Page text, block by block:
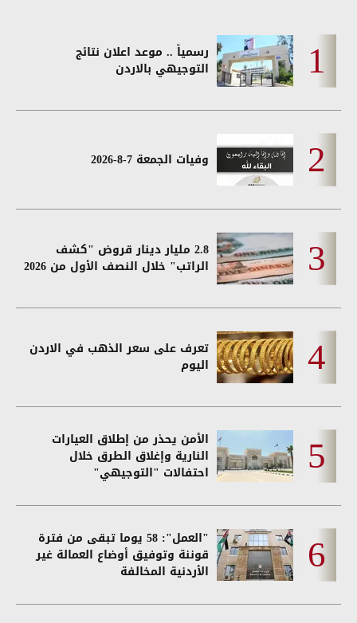
رسمياً .. موعد اعلان نتائج
التوجيهي بالاردن
وفيات الجمعة 7-8-2026
2.8 مليار دينار قروض "كشف
الراتب" خلال النصف الأول من 2026
تعرف على سعر الذهب في الاردن
اليوم
الأمن يحذر من إطلاق العيارات
النارية وإغلاق الطرق خلال
احتفالات "التوجيهي"
"العمل": 58 يوما تبقى من فترة
قوننة وتوفيق أوضاع العمالة غير
الأردنية المخالفة